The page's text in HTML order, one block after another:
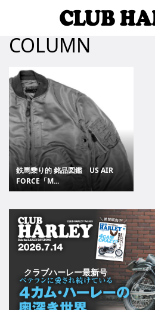
COLUMN
鉄馬乗り的 銘品図鑑 US AIR
FORCE「M...
クラブハーレー最新号